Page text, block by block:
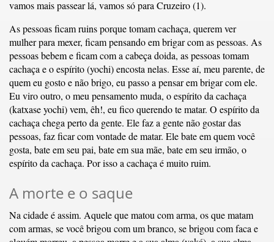
vamos mais passear lá, vamos só para Cruzeiro (1).
As pessoas ficam ruins porque tomam cachaça, querem ver
mulher para mexer, ficam pensando em brigar com as pessoas. As
pessoas bebem e ficam com a cabeça doida, as pessoas tomam
cachaça e o espírito (yochi) encosta nelas. Esse aí, meu parente, de
quem eu gosto e não brigo, eu passo a pensar em brigar com ele.
Eu viro outro, o meu pensamento muda, o espírito da cachaça
(katxase yochi) vem, êh!, eu fico querendo te matar. O espírito da
cachaça chega perto da gente. Ele faz a gente não gostar das
pessoas, faz ficar com vontade de matar. Ele bate em quem você
gosta, bate em seu pai, bate em sua mãe, bate em seu irmão, o
espírito da cachaça. Por isso a cachaça é muito ruim.
A morte e o saque
Na cidade é assim. Aquele que matou com arma, os que matam
com armas, se você brigou com um branco, se brigou com faca e